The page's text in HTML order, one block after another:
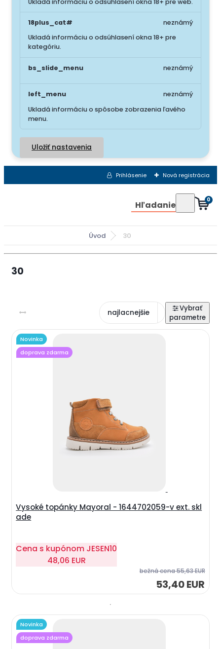
18plus_cat#
Ukladá informáciu o odsúhlasení okna 18+ pre
kategóriu.
neznámý
bs_slide_menu neznámý
left_menu
Ukladá informáciu o spôsobe zobrazenia ľavého
menu.
neznámý
Uložiť nastavenia
Prihlásenie Nová registrácia
Hľadanie 0
Úvod 30
30
najlacnejšie najdrahšie
Vysoké topánky Mayoral - 1644702059-v ext. skl
ade
bežná cena55,63 EUR
53,40 EUR
Cena s kupónom JESEN10
48,06 EUR
Novinka
doprava zdarma
Novinka
doprava zdarma